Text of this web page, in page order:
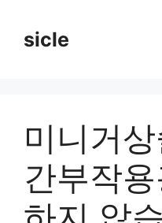
contentsicle
미니거
간부작